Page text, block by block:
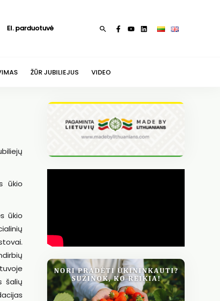
El. parduotuvė Paieška
ŽŪR JUBILIEJUS VIDEO
ūkio
ūkio
šalių